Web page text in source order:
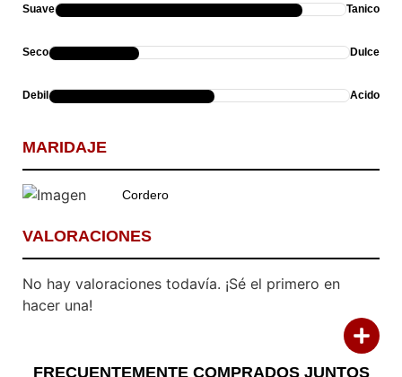
Suave Tanico
Seco Dulce
Debil Acido
MARIDAJE
Cordero
VALORACIONES
Descripción
Calificación:
No hay valoraciones todavía. ¡Sé el primero en
hacer una!
FRECUENTEMENTE COMPRADOS JUNTOS